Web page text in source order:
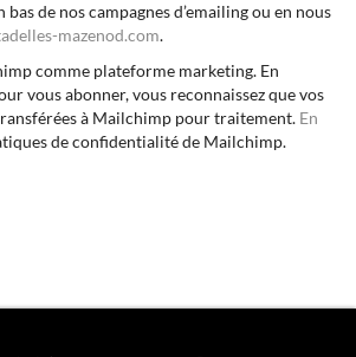
bas de nos campagnes d’emailing ou en nous
mazenod.com.
comme plateforme marketing. En
vous abonner, vous reconnaissez que vos
à Mailchimp pour traitement. En
de confidentialité de Mailchimp.